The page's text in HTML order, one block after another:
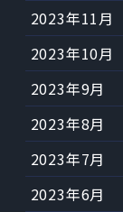
2023年11月
2023年10月
2023年9月
2023年8月
2023年7月
2023年6月